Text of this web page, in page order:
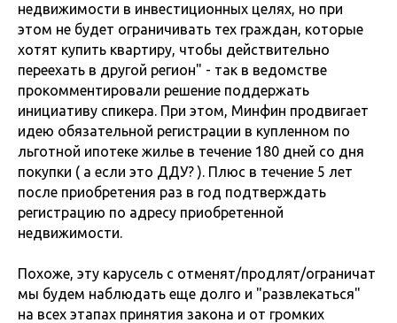
недвижимости в инвестиционных целях, но при
этом не будет ограничивать тех граждан, которые
хотят купить квартиру, чтобы действительно
переехать в другой регион" - так в ведомстве
прокомментировали решение поддержать
инициативу спикера. При этом, Минфин продвигает
идею обязательной регистрации в купленном по
льготной ипотеке жилье в течение 180 дней со дня
покупки ( а если это ДДУ? ). Плюс в течение 5 лет
после приобретения раз в год подтверждать
регистрацию по адресу приобретенной
недвижимости.
Похоже, эту карусель с отменят/продлят/ограничат
мы будем наблюдать еще долго и "развлекаться"
на всех этапах принятия закона и от громких